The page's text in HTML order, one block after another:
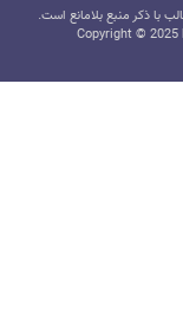
با ذکر منبع بلامانع است.
Copyright © 2025